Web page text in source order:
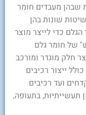
שבהן מעבדים חומר
שונות בהן
כדי לייצר מוצר
של חומר גלם
חלק מוגדר ומורכב
ייצור רכיבים
ועד רכיבים
תעשייתיות, בתעופה,